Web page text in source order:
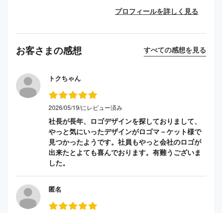
プロフィールを詳しく見る
お客さまの感想 すべての感想を見る
トクちゃん
2026/05/19/にレビュー済み
社長が長年、ロゴデザインを探しておりまして、
やっと気にいったデザインがロゴマ－ケット様で
見つかったようです。社員もやっと会社のロゴが
出来たとよても喜んでおります。有難うございま
した。
匿名